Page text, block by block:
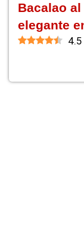
Bacalao
elegante
4.5